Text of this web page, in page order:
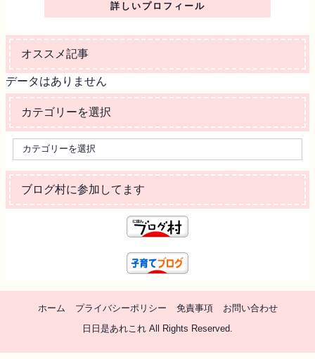
詳しいプロフィール
オススメ記事
データはありません
カテゴリーを選択
ブログ村に参加してます
ホーム プライバシーポリシー 免責事項
お問い合わせ
日日是あれこれ All Rights Reserved.